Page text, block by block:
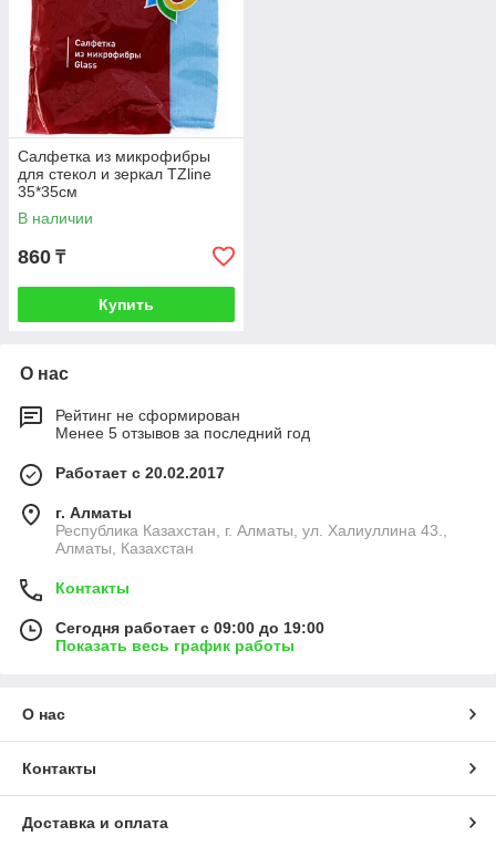
Салфетка из микрофибры
для стекол и зеркал TZline
35*35см
В наличии
860 ₸
Купить
О нас
Рейтинг не сформирован
Менее 5 отзывов за последний год
Работает с 20.02.2017
г. Алматы
Республика Казахстан, г. Алматы, ул. Халиуллина 43.,
Алматы, Казахстан
Контакты
Сегодня работает с 09:00 до 19:00
Показать весь график работы
О нас
Контакты
Доставка и оплата